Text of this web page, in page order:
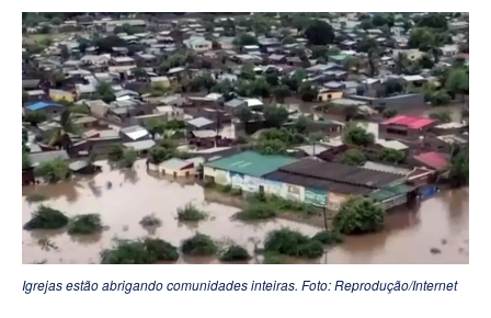
Igrejas estão abrigando comunidades inteiras. Foto: Reprodução/Internet